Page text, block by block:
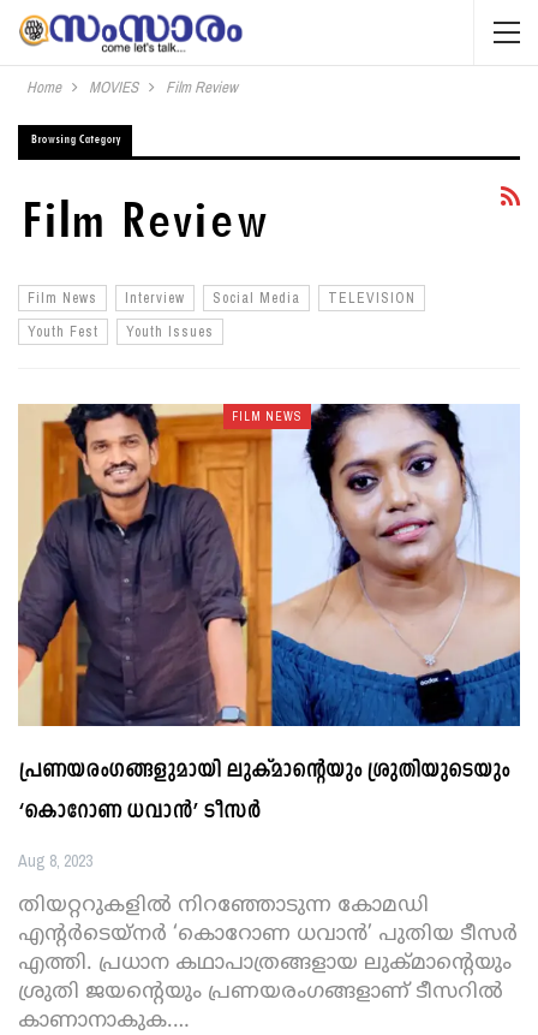
Home MOVIES Film Review
Browsing Category
Film Review
Film News Interview Social Media
TELEVISION
Youth Fest
Youth Issues
FILM NEWS
പ്രണയരംഗങ്ങളുമായി ലുക്മാന്റെയും ശ്രുതിയുടെയും
‘കൊറോണ ധവാൻ’ ടീസർ
Aug 8, 2023
തിയറ്ററുകളിൽ നിറഞ്ഞോടുന്ന കോമഡി
എന്റർടെയ്നർ ‘കൊറോണ ധവാൻ’ പുതിയ ടീസർ
എത്തി. പ്രധാന കഥാപാത്രങ്ങളായ ലുക്മാന്റെയും
ശ്രുതി ജയന്റെയും പ്രണയരംഗങ്ങളാണ് ടീസറിൽ
കാണാനാകുക.…